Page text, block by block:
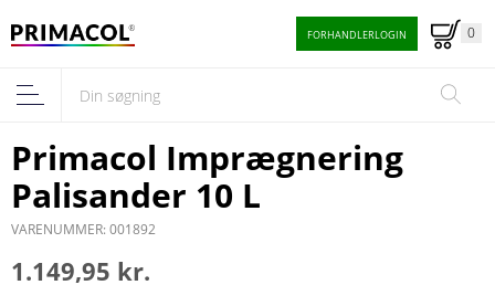
FORHANDLERLOGIN 0
Primacol Imprægnering
Palisander 10 L
VARENUMMER: 001892
1.149,95 kr.